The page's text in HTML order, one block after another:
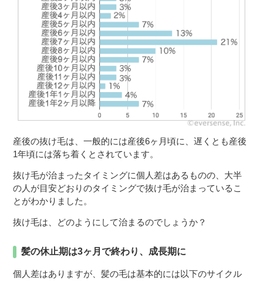
産後の抜け毛は、一般的には産後6ヶ月頃に、遅くとも産後
1年頃には落ち着くとされています。
抜け毛が治まったタイミングに個人差はあるものの、大半
の人が目安どおりのタイミングで抜け毛が治まっているこ
とがわかりました。
抜け毛は、どのようにして治まるのでしょうか？
髪の休止期は3ヶ月で終わり、成長期に
個人差はありますが、髪の毛は基本的には以下のサイクル